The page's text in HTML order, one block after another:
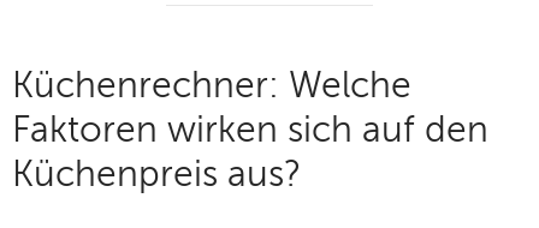
Küchenrechner: Welche
Faktoren wirken sich auf den
Küchenpreis aus?